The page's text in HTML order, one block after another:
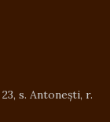
s. Antonești, r.